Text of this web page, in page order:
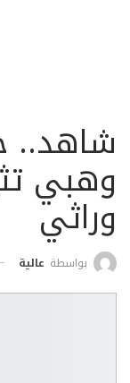
شاهد..
وهبي
وراثي
بواسطة عالية